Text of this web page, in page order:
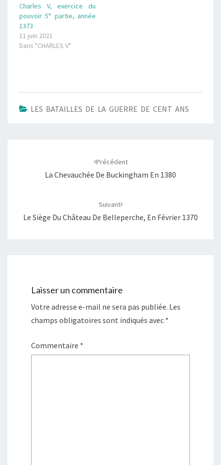
Charles V, exercice du
pouvoir 5° partie, année
1373
11 juin 2021
Dans "CHARLES V"
LES BATAILLES DE LA GUERRE DE CENT ANS
Précédent
La Chevauchée De Buckingham En 1380
Suivant
Le Siège Du Château De Belleperche, En Février 1370
Laisser un commentaire
Votre adresse e-mail ne sera pas publiée. Les
champs obligatoires sont indiqués avec *
Commentaire *